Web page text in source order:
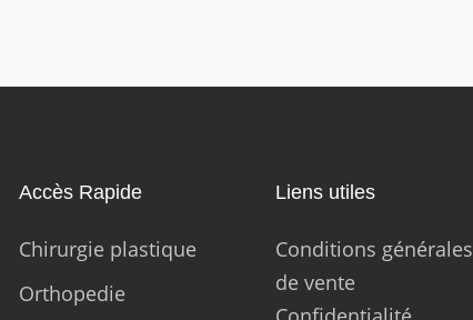
Accès Rapide
Chirurgie plastique
Orthopedie
Liens utiles
Conditions générales
de vente